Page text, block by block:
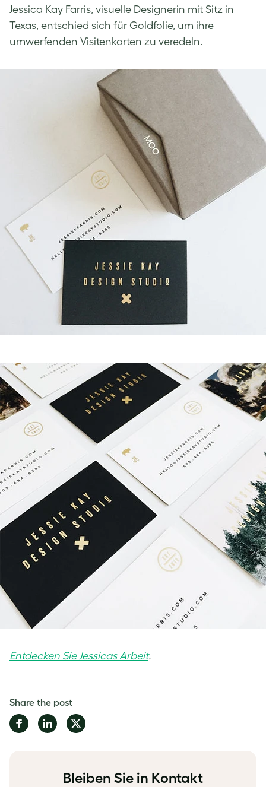
Jessica Kay Farris, visuelle Designerin mit Sitz in
Texas, entschied sich für Goldfolie, um ihre
umwerfenden Visitenkarten zu veredeln.
Entdecken Sie Jessicas Arbeit.
Share the post
Share
on
Share
on
Share
on
Bleiben Sie in Kontakt